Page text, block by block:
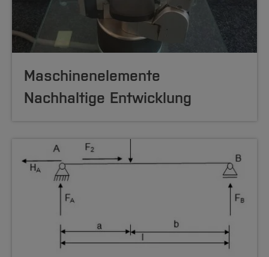
Maschinenelemente
Nachhaltige Entwicklung